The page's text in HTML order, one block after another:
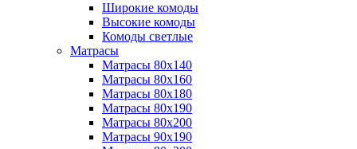
Широкие комоды
Высокие комоды
Комоды светлые
Матрасы
Матрасы 80х140
Матрасы 80х160
Матрасы 80х180
Матрасы 80х190
Матрасы 80х200
Матрасы 90х190